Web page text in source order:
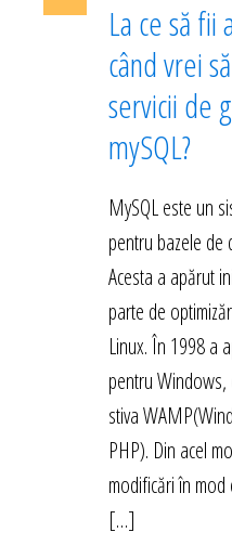
La ce să fii
când vrei
servicii de
mySQL?
MySQL este un
pentru bazele de
Acesta a apărut
parte de
Linux. În 1998 a
pentru
stiva
PHP). Din acel
modificări în
[…]